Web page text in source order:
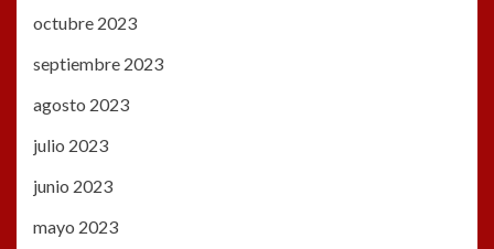
octubre 2023
septiembre 2023
agosto 2023
julio 2023
junio 2023
mayo 2023